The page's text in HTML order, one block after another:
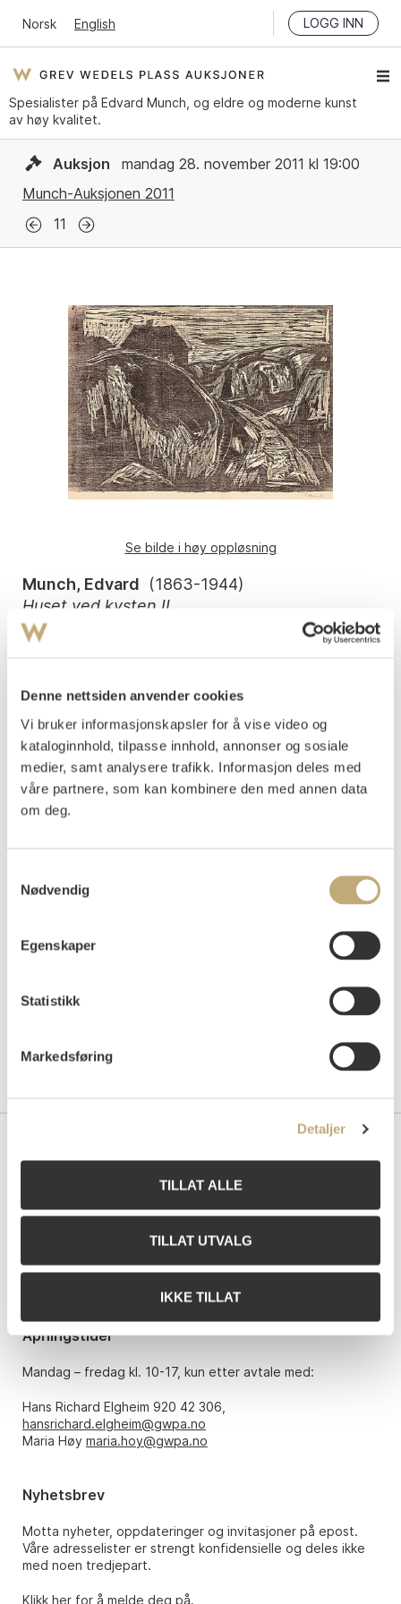
Denne nettsiden anvender cookies
Vi bruker informasjonskapsler for å vise video og
kataloginnhold, tilpasse innhold, annonser og sosiale
medier, samt analysere trafikk. Informasjon deles med
våre partnere, som kan kombinere den med annen data
om deg.
Nødvendig
Egenskaper
Statistikk
Markedsføring
Detaljer
TILLAT ALLE
TILLAT UTVALG
IKKE TILLAT
Norsk English LOGG INN
Spesialister på Edvard Munch, og eldre og moderne kunst
av høy kvalitet.
Auksjon
mandag 28. november 2011 kl 19:00
Munch-Auksjonen 2011
11
Se bilde i høy oppløsning
Munch, Edvard (1863-1944)
Huset ved kysten II
Fargetresnitt trykket i svart og grønt på middels
Signert med blyant nede t.h.: E Munch
1915-16
Woll 539 II.
Vurdering
NOK 80 000–100 000
mandag 28. november 2011 kl 19:00
NOK
Kontakt oss
Grev Wedels Plass Auksjoner AS
Bankplassen 1A
Telefon: 22 86 21 86
Åpningstider
Mandag – fredag kl. 10-17, kun etter avtale med:
Hans Richard Elgheim 920 42 306,
hansrichard.elgheim@gwpa.no
Maria Høy maria.hoy@gwpa.no
Nyhetsbrev
Motta nyheter, oppdateringer og invitasjoner på epost.
Våre adresselister er strengt konfidensielle og deles ikke
med noen tredjepart.
Klikk her for å melde deg på.